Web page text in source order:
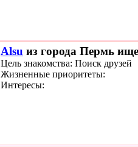
Alsu из города Пермь
Цель знакомства: Поиск друзей
Жизненные приоритеты:
Интересы: